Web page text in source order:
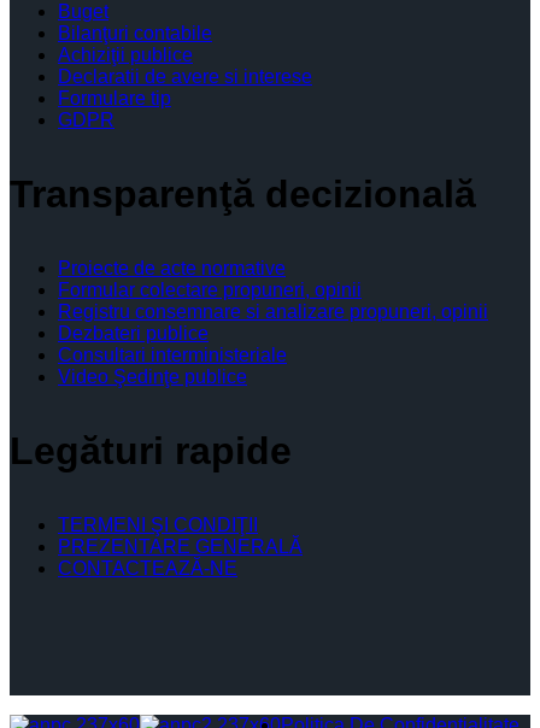
Buget
Bilanţuri contabile
Achiziţii publice
Declaratii de avere si interese
Formulare tip
GDPR
Transparenţă decizională
Proiecte de acte normative
Formular colectare propuneri, opinii
Registru consemnare si analizare propuneri, opinii
Dezbateri publice
Consultari interministeriale
Video Şedinţe publice
Legături rapide
TERMENI ŞI CONDIŢII
PREZENTARE GENERALĂ
CONTACTEAZĂ-NE